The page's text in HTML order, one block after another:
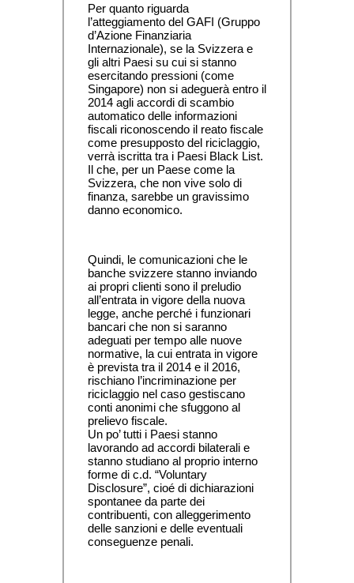
Per quanto riguarda
l’atteggiamento del GAFI (Gruppo
d’Azione Finanziaria
Internazionale), se la Svizzera e
gli altri Paesi su cui si stanno
esercitando pressioni (come
Singapore) non si adeguerà entro il
2014 agli accordi di scambio
automatico delle informazioni
fiscali riconoscendo il reato fiscale
come presupposto del riciclaggio,
verrà iscritta tra i Paesi Black List.
Il che, per un Paese come la
Svizzera, che non vive solo di
finanza, sarebbe un gravissimo
danno economico.
Quindi, le comunicazioni che le
banche svizzere stanno inviando
ai propri clienti sono il preludio
all’entrata in vigore della nuova
legge, anche perché i funzionari
bancari che non si saranno
adeguati per tempo alle nuove
normative, la cui entrata in vigore
è prevista tra il 2014 e il 2016,
rischiano l’incriminazione per
riciclaggio nel caso gestiscano
conti anonimi che sfuggono al
prelievo fiscale.
Un po’ tutti i Paesi stanno
lavorando ad accordi bilaterali e
stanno studiano al proprio interno
forme di c.d. “Voluntary
Disclosure”, cioé di dichiarazioni
spontanee da parte dei
contribuenti, con alleggerimento
delle sanzioni e delle eventuali
conseguenze penali.